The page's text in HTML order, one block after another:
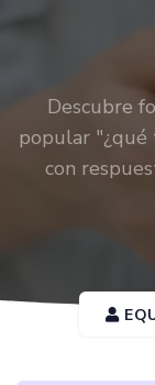
Descubre
popular "¿qué
con